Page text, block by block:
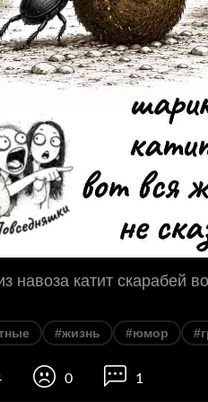
навоза катит скарабей
#жизнь #юмор
0 1